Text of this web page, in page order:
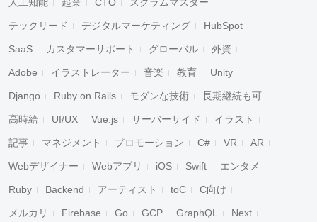
テックリード デジタルマーケティング HubSpot
SaaS カスタマーサポート グローバル 外資
Adobe イラストレーター 音楽 教育 Unity
Django Ruby on Rails モダンな技術 長期継続も可
高時給 UI/UX Vue.js サーバーサイド イラスト
記事 マネジメント プロモーション C# VR AR
Webデザイナー Webアプリ iOS Swift エンタメ
Ruby Backend アーティスト toC C向け
メルカリ Firebase Go GCP GraphQL Next